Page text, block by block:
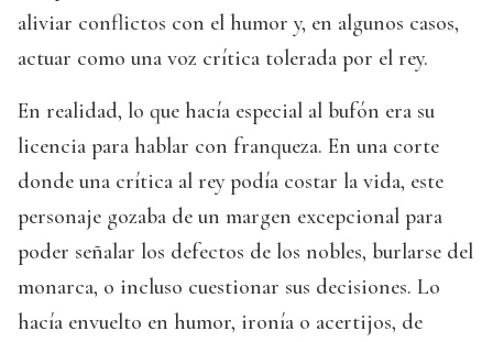
aliviar conflictos con el humor y, en algunos casos,
actuar como una voz crítica tolerada por el rey.
En realidad, lo que hacía especial al bufón era su
licencia para hablar con franqueza. En una corte
donde una crítica al rey podía costar la vida, este
personaje gozaba de un margen excepcional para
poder señalar los defectos de los nobles, burlarse del
monarca, o incluso cuestionar sus decisiones. Lo
hacía envuelto en humor, ironía o acertijos, de